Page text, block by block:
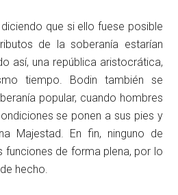
que si ello fuese posible
de la soberanía estarían
así, una república aristocrática,
tiempo. Bodin también se
popular, cuando hombres
se ponen a sus pies y
Majestad. En fin, ninguno de
funciones de forma plena, por lo
hecho.